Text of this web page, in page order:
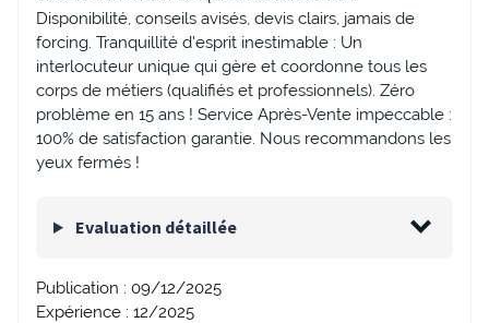
Disponibilité, conseils avisés, devis clairs, jamais de
forcing. Tranquillité d'esprit inestimable : Un
interlocuteur unique qui gère et coordonne tous les
corps de métiers (qualifiés et professionnels). Zéro
problème en 15 ans ! Service Après-Vente impeccable :
100% de satisfaction garantie. Nous recommandons les
yeux fermés !
Evaluation détaillée
Publication : 09/12/2025
Expérience : 12/2025